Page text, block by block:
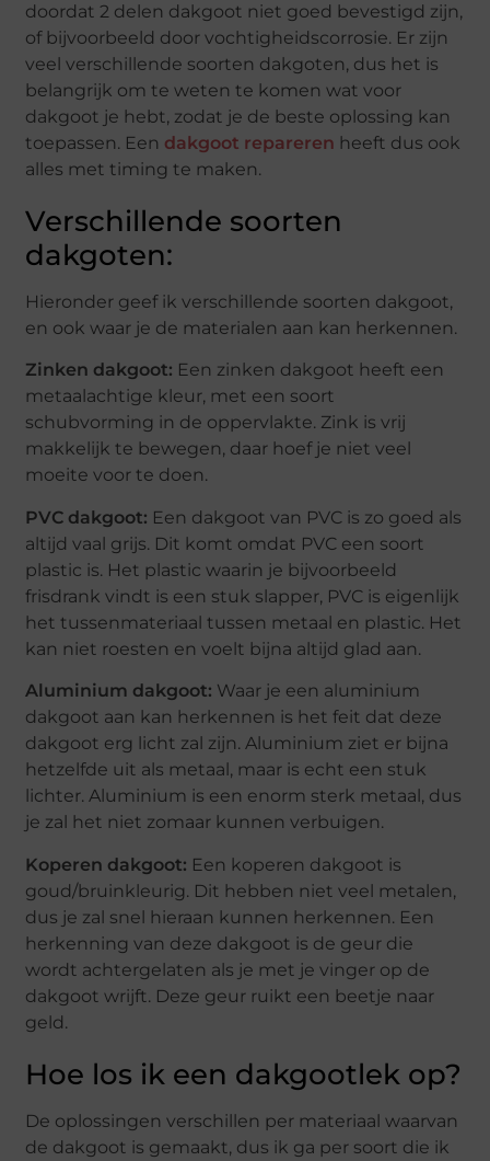
doordat 2 delen dakgoot niet goed bevestigd zijn,
of bijvoorbeeld door vochtigheidscorrosie. Er zijn
veel verschillende soorten dakgoten, dus het is
belangrijk om te weten te komen wat voor
dakgoot je hebt, zodat je de beste oplossing kan
toepassen. Een dakgoot repareren heeft dus ook
alles met timing te maken.
Verschillende soorten
dakgoten:
Hieronder geef ik verschillende soorten dakgoot,
en ook waar je de materialen aan kan herkennen.
Zinken dakgoot: Een zinken dakgoot heeft een
metaalachtige kleur, met een soort
schubvorming in de oppervlakte. Zink is vrij
makkelijk te bewegen, daar hoef je niet veel
moeite voor te doen.
PVC dakgoot: Een dakgoot van PVC is zo goed als
altijd vaal grijs. Dit komt omdat PVC een soort
plastic is. Het plastic waarin je bijvoorbeeld
frisdrank vindt is een stuk slapper, PVC is eigenlijk
het tussenmateriaal tussen metaal en plastic. Het
kan niet roesten en voelt bijna altijd glad aan.
Aluminium dakgoot: Waar je een aluminium
dakgoot aan kan herkennen is het feit dat deze
dakgoot erg licht zal zijn. Aluminium ziet er bijna
hetzelfde uit als metaal, maar is echt een stuk
lichter. Aluminium is een enorm sterk metaal, dus
je zal het niet zomaar kunnen verbuigen.
Koperen dakgoot: Een koperen dakgoot is
goud/bruinkleurig. Dit hebben niet veel metalen,
dus je zal snel hieraan kunnen herkennen. Een
herkenning van deze dakgoot is de geur die
wordt achtergelaten als je met je vinger op de
dakgoot wrijft. Deze geur ruikt een beetje naar
geld.
Hoe los ik een dakgootlek op?
De oplossingen verschillen per materiaal waarvan
de dakgoot is gemaakt, dus ik ga per soort die ik